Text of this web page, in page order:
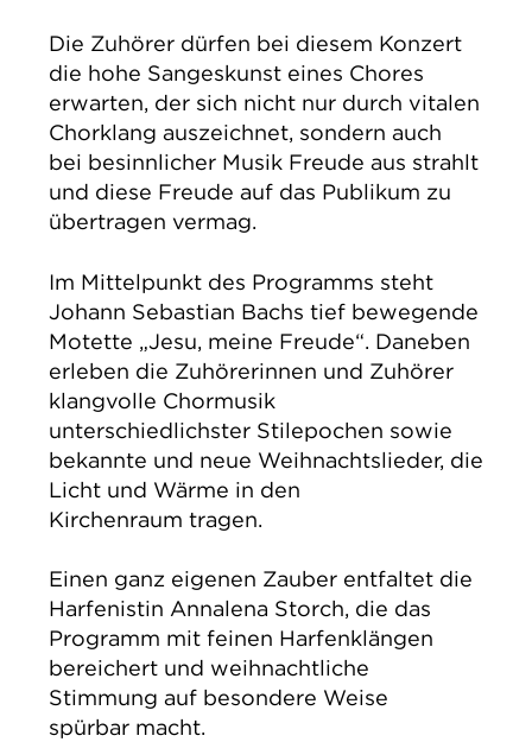
Die Zuhörer dürfen bei diesem Konzert
die hohe Sangeskunst eines Chores
erwarten, der sich nicht nur durch vitalen
Chorklang auszeichnet, sondern auch
bei besinnlicher Musik Freude aus strahlt
und diese Freude auf das Publikum zu
übertragen vermag.
Im Mittelpunkt des Programms steht
Johann Sebastian Bachs tief bewegende
Motette „Jesu, meine Freude“. Daneben
erleben die Zuhörerinnen und Zuhörer
klangvolle Chormusik
unterschiedlichster Stilepochen sowie
bekannte und neue Weihnachtslieder, die
Licht und Wärme in den
Kirchenraum tragen.
Einen ganz eigenen Zauber entfaltet die
Harfenistin Annalena Storch, die das
Programm mit feinen Harfenklängen
bereichert und weihnachtliche
Stimmung auf besondere Weise
spürbar macht.